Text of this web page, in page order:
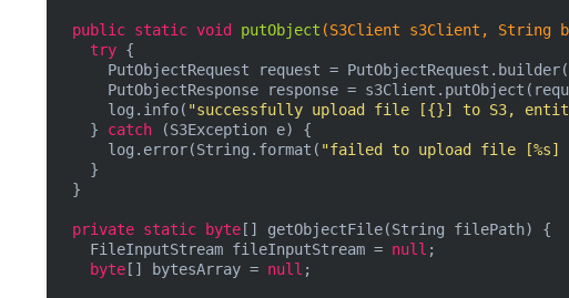
public static void putObject (S3Client s3Client, String
try {
PutObjectRequest request =
PutObjectResponse response =
log.info( "successfully upload file [{}] to S3,
} catch (S3Exception e) {
log.error(String.format( "failed to upload file [%s]
}
}
private static byte [] getObjectFile(String filePath) {
FileInputStream fileInputStream = null ;
byte [] bytesArray = null ;